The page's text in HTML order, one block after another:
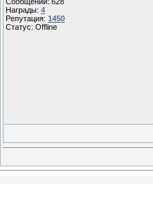
Награды: 4
Репутация: 1450
Статус: Offline